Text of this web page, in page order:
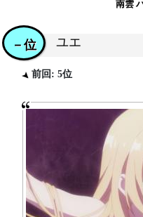
南雲
ユエ
－位
前回: 5位